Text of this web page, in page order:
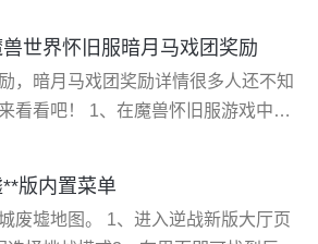
该对以下10款游戏都不陌生，如果大
不要用鸡蛋砸小编我啊！【3d游戏】
些大型3d网络游戏前十名推荐 **网
世界怀旧服暗月马戏团奖励
，暗月马戏团奖励详情很多人还不知
看看吧！ 1、在魔兽怀旧服游戏中，
，可用奖券**暗月储物包。 2、暗月大
暗月卡片虚空。 3、暗月卡片英雄，
符。 1、在暗月马戏团活动中，每个
版内置菜单
废墟地图。 1、进入逆战新版大厅页